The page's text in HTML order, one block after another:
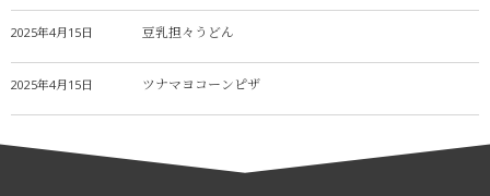
2025年4月15日 豆乳担々うどん
2025年4月15日 ツナマヨコーンピザ